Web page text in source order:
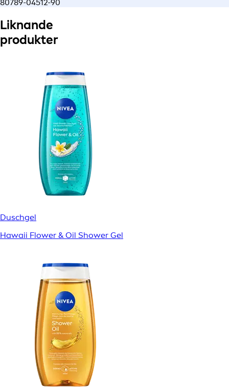
80789-04512-90
Liknande
produkter
Duschgel
Hawaii Flower & Oil Shower Gel